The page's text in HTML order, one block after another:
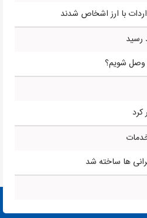
با ارز اشخاص شدند
وصل شویم؟
کرد